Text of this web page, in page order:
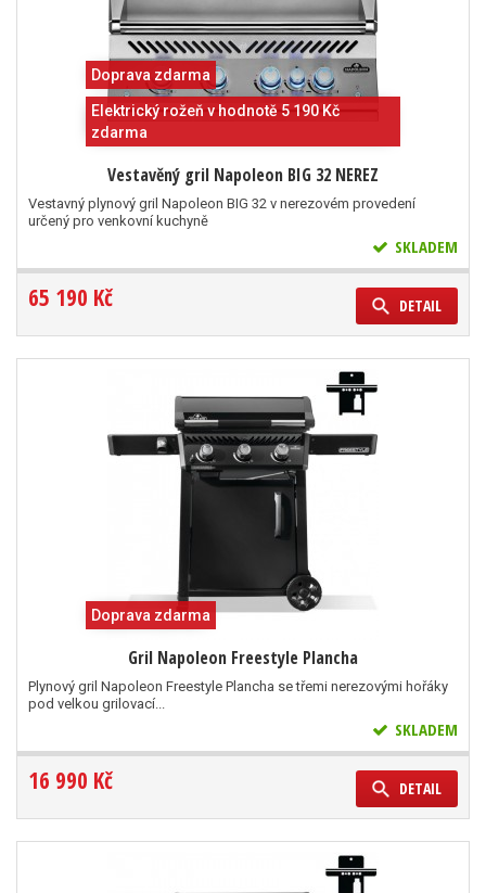
Doprava zdarma
Elektrický rožeň v hodnotě 5 190 Kč
zdarma
Vestavěný gril Napoleon BIG 32 NEREZ
Vestavný plynový gril Napoleon BIG 32 v nerezovém provedení
určený pro venkovní kuchyně
SKLADEM
65 190 Kč DETAIL
Doprava zdarma
Gril Napoleon Freestyle Plancha
Plynový gril Napoleon Freestyle Plancha se třemi nerezovými hořáky
pod velkou grilovací...
SKLADEM
16 990 Kč DETAIL